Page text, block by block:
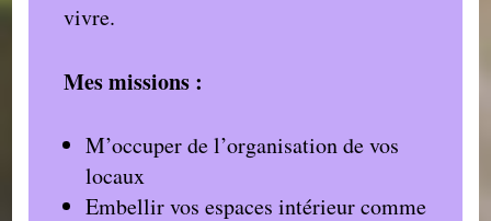
vivre.
Mes missions :
M’occuper de l’organisation de vos
locaux
Embellir vos espaces intérieur comme